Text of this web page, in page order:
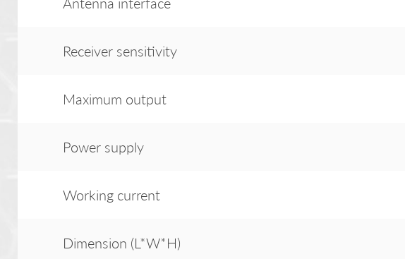
Receiver sensitivity
Maximum output
Power supply
Working current
Dimension (L*W*H)